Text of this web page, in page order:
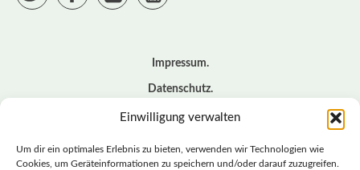
Einwilligung verwalten
Um dir ein optimales Erlebnis zu bieten, verwenden wir Technologien wie
Cookies, um Geräteinformationen zu speichern und/oder darauf zuzugreifen.
Impressum
Datenschutz
Cookie – Richtlinie (EU)